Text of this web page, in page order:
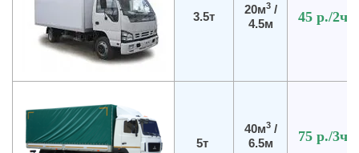
3.5т
20м3/
4.5м
45 р./2ч
5т
40м3/
6.5м
75 р./3ч